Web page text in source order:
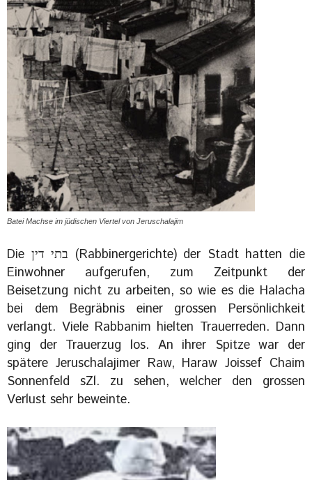
Batei Machse im jüdischen Viertel von Jeruschalajim
Die בתי דין (Rabbinergerichte) der Stadt hatten die
Einwohner aufgerufen, zum Zeitpunkt der
Beisetzung nicht zu arbeiten, so wie es die Halacha
bei dem Begräbnis einer grossen Persönlichkeit
verlangt. Viele Rabbanim hielten Trauerreden. Dann
ging der Trauerzug los. An ihrer Spitze war der
spätere Jeruschalajimer Raw, Haraw Joissef Chaim
Sonnenfeld sZl. zu sehen, welcher den grossen
Verlust sehr beweinte.